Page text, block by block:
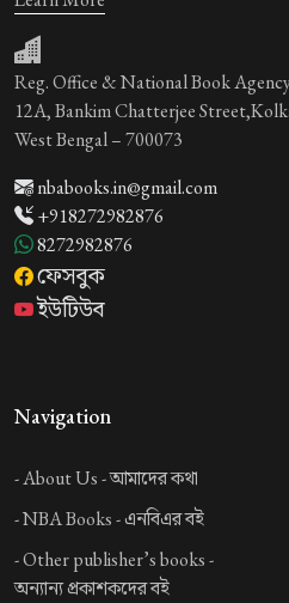
Reg. Office & National Book
12A, Bankim Chatterjee
West Bengal – 700073
nbabooks.in@gmail.com
+918272982876
8272982876
ফেসবুক
ইউটিউব
Navigation
-About Us -আমাদের কথা
-NBA Books -এনবিএর বই
-Other publisher’s books -
অন্যান্য প্রকাশকদের বই